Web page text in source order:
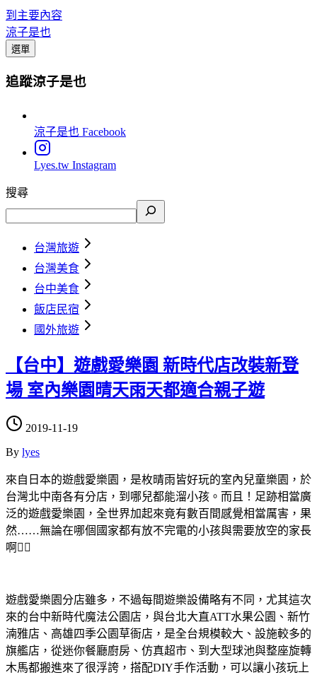
到主要內容
涼子是也
選單
追蹤涼子是也
涼子是也 Facebook
Lyes.tw Instagram
搜尋
台灣旅遊
台灣美食
台中美食
飯店民宿
國外旅遊
【台中】遊戲愛樂園 新時代店改裝新登
場 室內樂園晴天雨天都適合親子遊
2019-11-19
By lyes
來自日本的遊戲愛樂園，是枚晴雨皆好玩的室內兒童樂園，於
台灣北中南各有分店，到哪兒都能溜小孩。而且！足跡相當廣
泛的遊戲愛樂園，全世界加起來竟有數百間感覺相當厲害，果
然……無論在哪個國家都有放不完電的小孩與需要放空的家長
啊💁‍♀️
遊戲愛樂園分店雖多，不過每間遊樂設備略有不同，尤其這次
來的台中新時代魔法公園店，與台北大直ATT水果公園、新竹
湳雅店、高雄四季公園草衙店，是全台規模較大、設施較多的
旗艦店，從迷你餐廳廚房、仿真超市、到大型球池與整座旋轉
木馬都搬進來了很浮誇，搭配DIY手作活動，可以讓小孩玩上